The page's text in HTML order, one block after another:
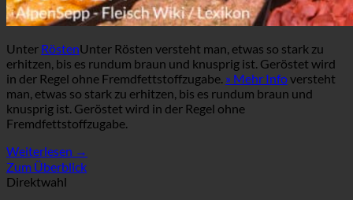
Unter RöstenUnter Rösten versteht man, etwas so stark zu
erhitzen, bis es rundum braun und knusprig ist. Geröstet wird
in der Regel ohne Fremdfettstoffzugabe. » Mehr Infoversteht
man, etwas so stark zu erhitzen, bis es rundum braun und
knusprig ist. Geröstet wird in der Regel ohne
Fremdfettstoffzugabe.
Weiterlesen →
Zum Überblick
Direktwahl